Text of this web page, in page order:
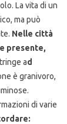
La vita di un
ma può
Nelle città
presente,
ad
è granivoro,
di varie